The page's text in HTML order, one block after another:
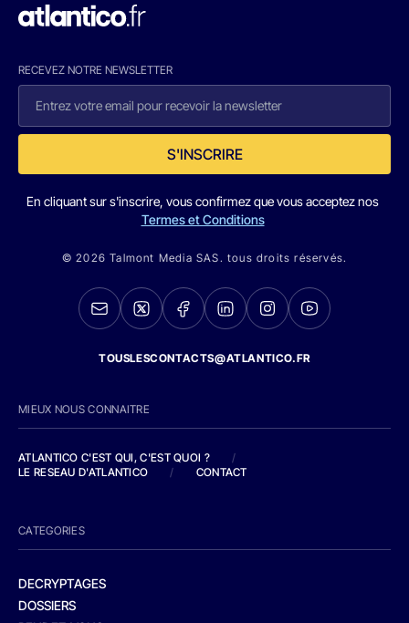
RECEVEZ NOTRE NEWSLETTER
S'INSCRIRE
En cliquant sur s'inscrire, vous confirmez que vous acceptez nos
Termes et Conditions
© 2026 Talmont Media SAS. tous droits réservés.
TOUSLESCONTACTS@ATLANTICO.FR
MIEUX NOUS CONNAITRE
ATLANTICO C'EST QUI, C'EST QUOI ?
/
LE RESEAU D'ATLANTICO
/ CONTACT
CATEGORIES
DECRYPTAGES
DOSSIERS